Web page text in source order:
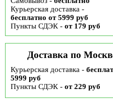
Курьерская доставка -
бесплатно от 5999 руб
Пункты СДЭК - от 179 руб
Доставка по
Курьерская доставка -
5999 руб
Пункты СДЭК - от 229 руб